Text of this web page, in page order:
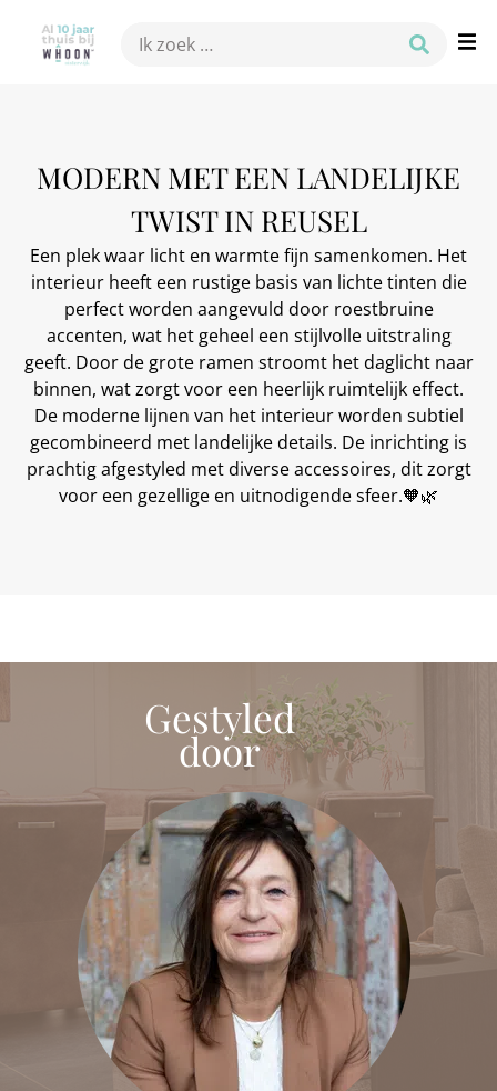
MODERN MET EEN LANDELIJKE
TWIST IN REUSEL
Een plek waar licht en warmte fijn samenkomen. Het
interieur heeft een rustige basis van lichte tinten die
perfect worden aangevuld door roestbruine
accenten, wat het geheel een stijlvolle uitstraling
geeft. Door de grote ramen stroomt het daglicht naar
binnen, wat zorgt voor een heerlijk ruimtelijk effect.
De moderne lijnen van het interieur worden subtiel
gecombineerd met landelijke details. De inrichting is
prachtig afgestyled met diverse accessoires, dit zorgt
voor een gezellige en uitnodigende sfeer.🧡🌿
Gestyled
door